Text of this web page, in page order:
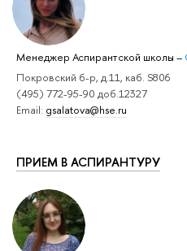
Менеджер Аспирантской школы –
Покровский б-р, д.11, каб. S806
(495) 772-95-90 доб.12327
Email: gsalatova@hse.ru
ПРИЕМ В АСПИРАНТУРУ